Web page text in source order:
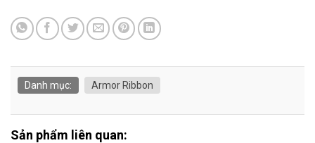
Danh mục: Armor Ribbon
Sản phẩm liên quan: